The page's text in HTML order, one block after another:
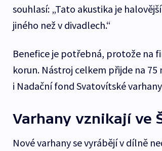
souhlasí: „Tato akustika je
jiného než v divadlech.“
Benefice je potřebná, protože na
korun. Nástroj celkem přijde na
i Nadační fond Svatovítské
Varhany vznikají ve
Nové varhany se vyrábějí v dílně